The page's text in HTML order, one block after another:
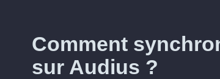
Comment
sur Audius ?